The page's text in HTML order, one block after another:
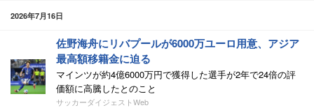
2026年7月16日
佐野海舟にリバプールが6000万ユーロ用意、アジア
最高額移籍金に迫る
マインツが約4億6000万円で獲得した選手が2年で24倍の評
価額に高騰したとのこと
サッカーダイジェストWeb